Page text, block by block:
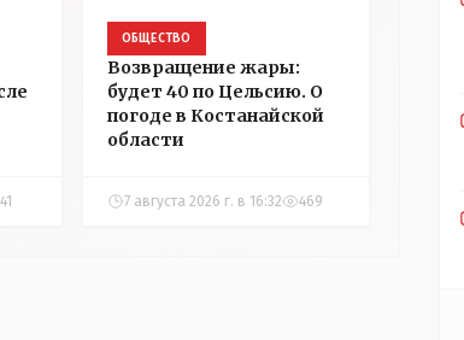
ОБЩЕСТВО
Возвращение жары:
будет 40 по Цельсию. О
погоде в Костанайской
области
7 августа 2026 г. в 16:32 469